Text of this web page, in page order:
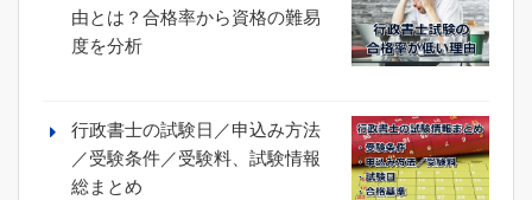
由とは？合格率から資格の難易
度を分析
行政書士の試験日／申込み方法
／受験条件／受験料、試験情報
総まとめ